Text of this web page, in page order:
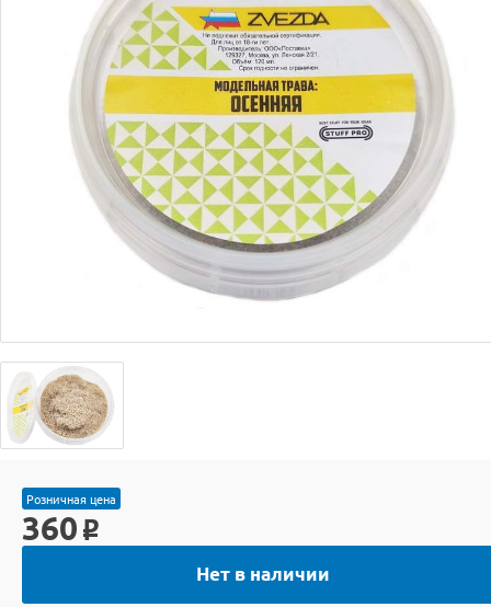
Розничная цена
360 o
Нет в наличии